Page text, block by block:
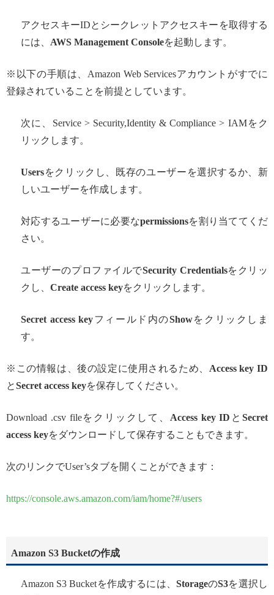
アクセスキーIDとシークレットアクセスキーを取得する
には、 AWS Management Consoleを起動します。
※以下の手順は、Amazon Web Servicesアカウントがすでに
登録されていることを前提としています。
次に、Service > Security,Identity & Compliance > IAMをク
リックします。
Usersをクリックし、既存のユーザーを選択するか、新
しいユーザーを作成します。
対応するユーザーに必要なpermissionsを割り当ててくだ
さい。
ユーザーのプロファイルでSecurity Credentialsをクリッ
クし、 Create access keyをクリックします。
Secret access keyフィールド内のShowをクリックしま
す。
※この情報は、後の設定に使用されるため、 Access key ID
とSecret access keyを保存してください。
Download .csv fileをクリックして、 Access key ID とSecret
access keyをダウンロードして保存することもできます。
次のリンクでUser’sタブを開くことができます：
https://console.aws.amazon.com/iam/home?#/users
Amazon S3 Bucketの作成
Amazon S3 Bucketを作成するには、 StorageのS3を選択し